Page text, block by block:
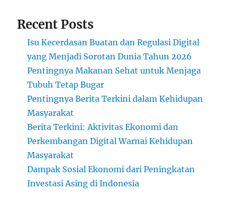
Recent Posts
Isu Kecerdasan Buatan dan Regulasi Digital
yang Menjadi Sorotan Dunia Tahun 2026
Pentingnya Makanan Sehat untuk Menjaga
Tubuh Tetap Bugar
Pentingnya Berita Terkini dalam Kehidupan
Masyarakat
Berita Terkini: Aktivitas Ekonomi dan
Perkembangan Digital Warnai Kehidupan
Masyarakat
Dampak Sosial Ekonomi dari Peningkatan
Investasi Asing di Indonesia